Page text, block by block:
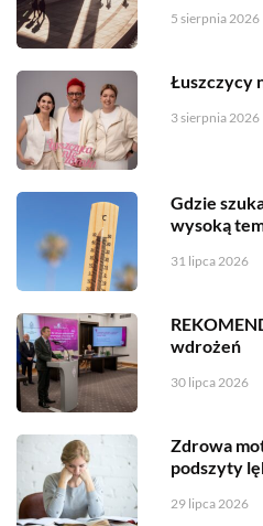
5 sierpnia 2026
Łuszczycy
3 sierpnia 2026
Gdzie
wysoką
31 lipca 2026
wdrożeń
30 lipca 2026
Zdrowa
podszyty
29 lipca 2026